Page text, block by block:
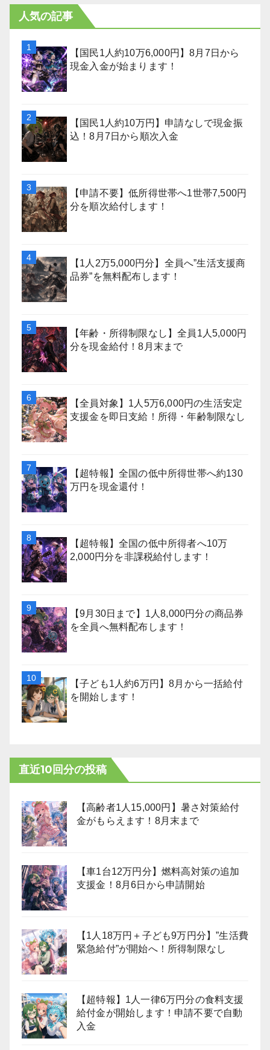
人気の記事
【国民1人約10万6,000円】8月7日から
現金入金が始まります！
【国民1人約10万円】申請なしで現金振
込！8月7日から順次入金
【申請不要】低所得世帯へ1世帯7,500円
分を順次給付します！
【1人2万5,000円分】全員へ”生活支援商
品券”を無料配布します！
【年齢・所得制限なし】全員1人5,000円
分を現金給付！8月末まで
【全員対象】1人5万6,000円の生活安定
支援金を即日支給！所得・年齢制限なし
【超特報】全国の低中所得世帯へ約130
万円を現金還付！
【超特報】全国の低中所得者へ10万
2,000円分を非課税給付します！
【9月30日まで】1人8,000円分の商品券
を全員へ無料配布します！
【子ども1人約6万円】8月から一括給付
を開始します！
直近10回分の投稿
【高齢者1人15,000円】暑さ対策給付
金がもらえます！8月末まで
【車1台12万円分】燃料高対策の追加
支援金！8月6日から申請開始
【1人18万円＋子ども9万円分】”生活費
緊急給付”が開始へ！所得制限なし
【超特報】1人一律6万円分の食料支援
給付金が開始します！申請不要で自動
入金